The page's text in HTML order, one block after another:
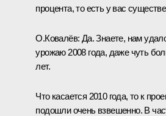
процента, то есть у вас
О.Ковалёв: Да. Знаете, нам
урожаю 2008 года, даже чуть
лет.
Что касается 2010 года, то к
подошли очень взвешенно. В